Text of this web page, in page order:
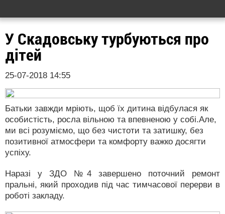
У Скадовську турбуються про
дітей
25-07-2018 14:55
Батьки завжди мріють, щоб їх дитина відбулася як
особистість, росла вільною та впевненою у собі.Але,
ми всі розуміємо, що без чистоти та затишку, без
позитивної атмосфери та комфорту важко досягти
успіху.
Наразі у ЗДО №4 завершено поточний ремонт
пральні, який проходив під час тимчасової перерви в
роботі закладу.